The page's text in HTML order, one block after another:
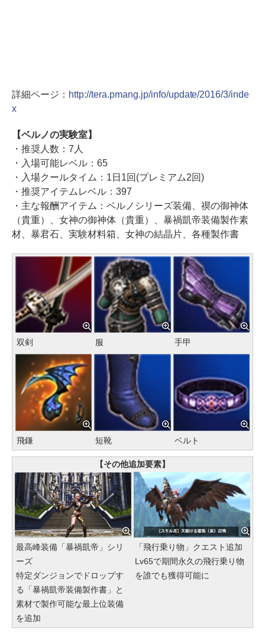
詳細ページ： http://tera.pmang.jp/info/update/2016/3/inde
x
【ベルノの実験室】
・推奨人数：7人
・入場可能レベル：65
・入場クールタイム：1日1回(プレミアム2回)
・推奨アイテムレベル：397
・主な報酬アイテム：ベルノシリーズ装備、禊の御神体
（貴重）、女神の御神体（貴重）、暴禍凱帝装備製作素
材、暴君石、実験材料箱、女神の結晶片、各種製作書
双剣 服 手甲
飛鎌 短靴 ベルト
【その他追加要素】
最高峰装備「暴禍凱帝」シリ
ーズ
特定ダンジョンでドロップす
る「暴禍凱帝装備製作書」と
素材で製作可能な最上位装備
を追加
「飛行乗り物」クエスト追加
Lv65で期間永久の飛行乗り物
を誰でも獲得可能に